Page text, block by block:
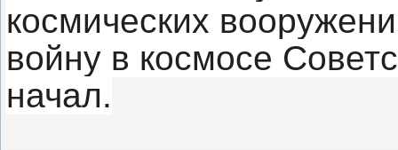
космических
войну в космосе
начал.